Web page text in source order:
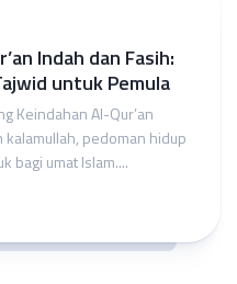
Indah dan Fasih:
untuk Pemula
Keindahan Al-Qur’an
kalamullah, pedoman hidup
bagi umat Islam....